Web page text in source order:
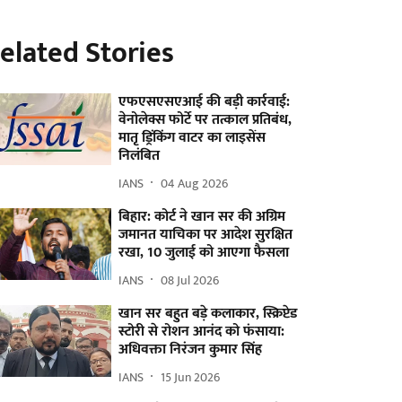
Stories
एफएसएसएआई की बड़ी कार्रवाई:
वेनोलेक्स फोर्टे पर तत्काल प्रतिबंध,
मातृ ड्रिंकिंग वाटर का लाइसेंस
निलंबित
IANS 04 Aug 2026
बिहार: कोर्ट ने खान सर की अग्रिम
जमानत याचिका पर आदेश सुरक्षित
रखा, 10 जुलाई को आएगा फैसला
IANS 08 Jul 2026
खान सर बहुत बड़े कलाकार, स्क्रिप्टेड
स्टोरी से रोशन आनंद को फंसाया:
अधिवक्ता निरंजन कुमार सिंह
IANS 15 Jun 2026